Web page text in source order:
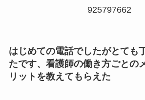
925797662
はじめての電話でしたがとても
たです、看護師の働き方ごとの
リットを教えてもらえた